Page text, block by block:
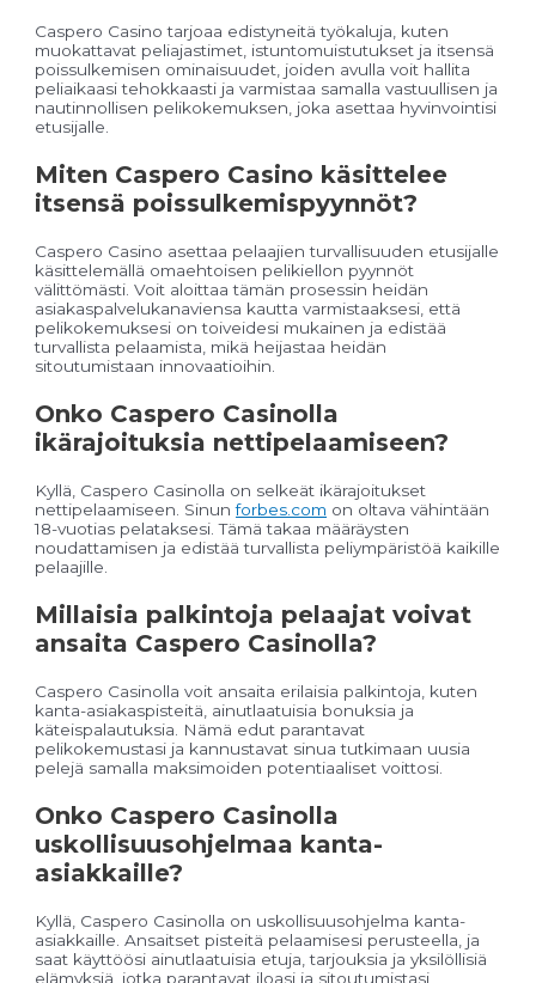
Caspero Casino tarjoaa edistyneitä työkaluja, kuten
muokattavat peliajastimet, istuntomuistutukset ja itsensä
poissulkemisen ominaisuudet, joiden avulla voit hallita
peliaikaasi tehokkaasti ja varmistaa samalla vastuullisen ja
nautinnollisen pelikokemuksen, joka asettaa hyvinvointisi
etusijalle.
Miten Caspero Casino käsittelee
itsensä poissulkemispyynnöt?
Caspero Casino asettaa pelaajien turvallisuuden etusijalle
käsittelemällä omaehtoisen pelikiellon pyynnöt
välittömästi. Voit aloittaa tämän prosessin heidän
asiakaspalvelukanaviensa kautta varmistaaksesi, että
pelikokemuksesi on toiveidesi mukainen ja edistää
turvallista pelaamista, mikä heijastaa heidän
sitoutumistaan innovaatioihin.
Onko Caspero Casinolla
ikärajoituksia nettipelaamiseen?
Kyllä, Caspero Casinolla on selkeät ikärajoitukset
nettipelaamiseen. Sinunforbes.com on oltava vähintään
18-vuotias pelataksesi. Tämä takaa määräysten
noudattamisen ja edistää turvallista peliympäristöä kaikille
pelaajille.
Millaisia palkintoja pelaajat voivat
ansaita Caspero Casinolla?
Caspero Casinolla voit ansaita erilaisia palkintoja, kuten
kanta-asiakaspisteitä, ainutlaatuisia bonuksia ja
käteispalautuksia. Nämä edut parantavat
pelikokemustasi ja kannustavat sinua tutkimaan uusia
pelejä samalla maksimoiden potentiaaliset voittosi.
Onko Caspero Casinolla
uskollisuusohjelmaa kanta-
asiakkaille?
Kyllä, Caspero Casinolla on uskollisuusohjelma kanta-
asiakkaille. Ansaitset pisteitä pelaamisesi perusteella, ja
saat käyttöösi ainutlaatuisia etuja, tarjouksia ja yksilöllisiä
elämyksiä, jotka parantavat iloasi ja sitoutumistasi